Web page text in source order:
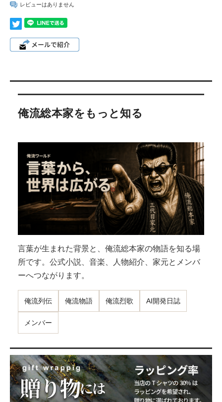
レビューはありません
俺流総本家をもっと知る
言葉が生まれた背景と、俺流総本家の物語を知る場
所です。公式小説、音楽、人物紹介、家元とメンバ
ーへつながります。
俺流列伝 俺流物語 俺流烈歌 AI開発日誌
メンバー